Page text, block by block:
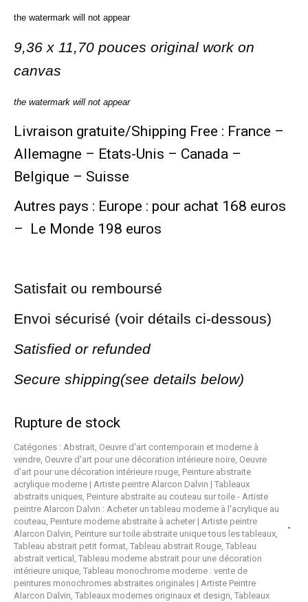
the watermark will not appear
9,36 x 11,70 pouces original work on
canvas
the watermark will not appear
Livraison gratuite/Shipping Free : France –
Allemagne – Etats-Unis – Canada –
Belgique – Suisse
Autres pays : Europe : pour achat 168 euros
– Le Monde 198 euros
Satisfait ou remboursé
Envoi sécurisé (voir détails ci-dessous)
Satisfied or refunded
Secure shipping(see details below)
Rupture de stock
Catégories : Abstrait Oeuvre d'art contemporain et moderne à
vendre Oeuvre d'art pour une décoration intérieure noire Oeuvre
d'art pour une décoration intérieure rouge Peinture abstraite
acrylique moderne | Artiste peintre Alarcon Dalvin | Tableaux
abstraits uniques Peinture abstraite au couteau sur toile - Artiste
peintre Alarcon Dalvin : Acheter un tableau moderne à l'acrylique au
couteau Peinture moderne abstraite à acheter | Artiste peintre
Alarcon Dalvin Peinture sur toile abstraite unique tous les tableaux
Tableau abstrait petit format Tableau abstrait Rouge Tableau
abstrait vertical Tableau moderne abstrait pour une décoration
intérieure unique Tableau monochrome moderne : vente de
peintures monochromes abstraites originales | Artiste Peintre
Alarcon Dalvin Tableaux modernes originaux et design Tableaux